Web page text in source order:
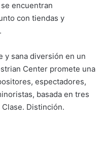
encuentran
con tiendas y
y sana diversión en un
Center promete una
espectadores,
basada en tres
Distinción.